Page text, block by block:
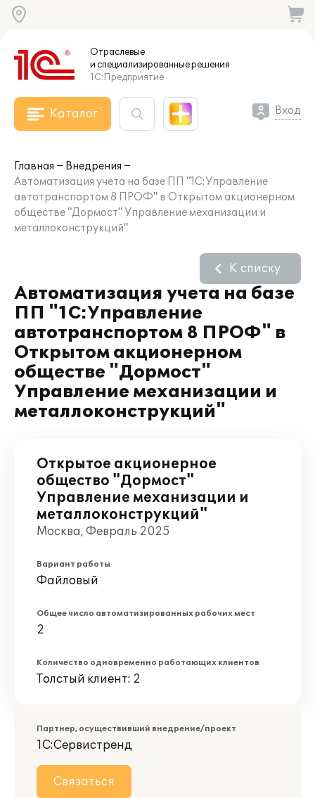
Отраслевые
и специализированныерешения
1С:Предприятие
Каталог Вход
Главная
Внедрения
Автоматизация учета на базе ПП "1С:Управление
автотранспортом 8 ПРОФ" в Открытом акционерном
обществе "Дормост" Управление механизации и
металлоконструкций"
Автоматизация учета на базе
ПП "1С:Управление
автотранспортом 8 ПРОФ" в
Открытом акционерном
обществе "Дормост"
Управление механизации и
металлоконструкций"
К списку
Открытое акционерное
общество "Дормост"
Управление механизации и
металлоконструкций"
Москва, Февраль 2025
Вариант работы
Файловый
Общее число автоматизированных рабочих мест
2
Количество одновременно работающих клиентов
Толстый клиент: 2
Партнер, осуществивший внедрение/проект
1С:Сервистренд
Связаться